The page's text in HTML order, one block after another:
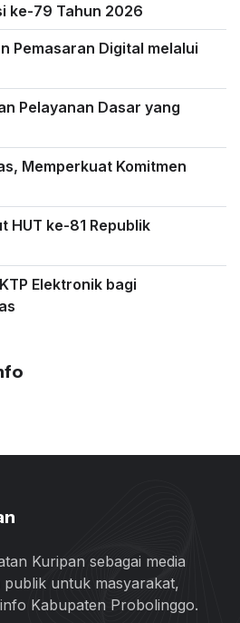
ke-79 Tahun 2026
Pemasaran Digital melalui
Pelayanan Dasar yang
Memperkuat Komitmen
HUT ke-81 Republik
Elektronik bagi
Kuripan sebagai media
untuk masyarakat,
Kabupaten Probolinggo.